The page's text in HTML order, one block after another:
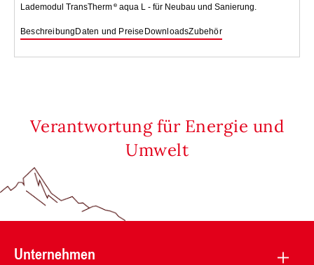
Lademodul TransTherm
aqua L - für Neubau und Sanierung.
BeschreibungDaten und Preise DownloadsZubehör
Verantwortung für Energie und
Umwelt
Unternehmen